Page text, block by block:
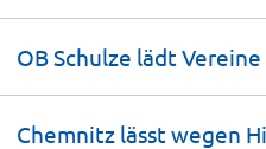
OB Schulze lädt
Chemnitz lässt wegen